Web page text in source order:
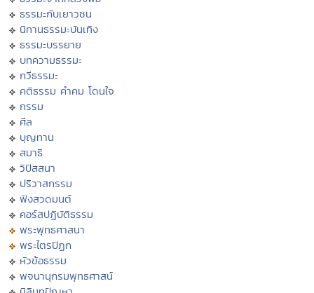
ธรรมะกับเยาวชน
นิทานธรรมะบันเทิง
ธรรมะบรรยาย
บทความธรรมะ
กวีธรรมะ
คติธรรม คำคม โดนใจ
กรรม
ศีล
บุญทาน
สมาธิ
วิปัสสนา
ปริวาสกรรม
ฟังสวดมนต์
คอร์สปฏิบัติธรรม
พระพุทธศาสนา
พระไตรปิฏก
หัวข้อธรรม
พจนานุกรมพุทธศาสน์